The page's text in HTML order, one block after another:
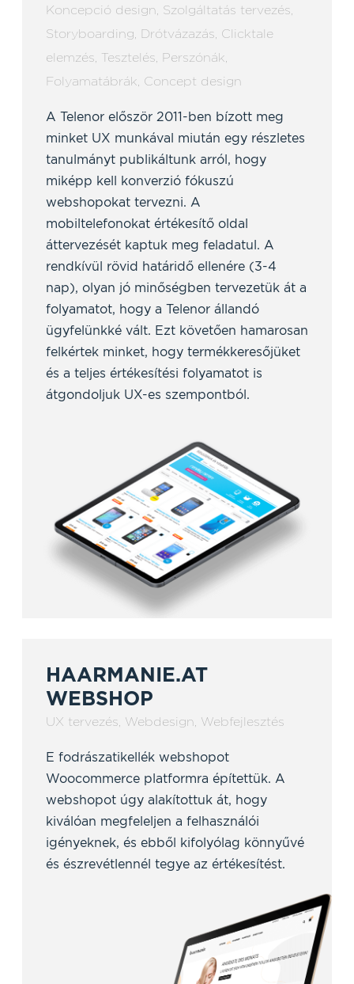
Koncepció design, Szolgáltatás tervezés,
Storyboarding, Drótvázazás, Clicktale
elemzés, Tesztelés, Perszónák,
Folyamatábrák, Concept design
A Telenor először 2011-ben bízott meg
minket UX munkával miután egy részletes
tanulmányt publikáltunk arról, hogy
miképp kell konverzió fókuszú
webshopokat tervezni. A
mobiltelefonokat értékesítő oldal
áttervezését kaptuk meg feladatul. A
rendkívül rövid határidő ellenére (3-4
nap), olyan jó minőségben tervezetük át a
folyamatot, hogy a Telenor állandó
ügyfelünkké vált. Ezt követően hamarosan
felkértek minket, hogy termékkeresőjüket
és a teljes értékesítési folyamatot is
átgondoljuk UX-es szempontból.
HAARMANIE.AT
WEBSHOP
UX tervezés, Webdesign, Webfejlesztés
E fodrászatikellék webshopot
Woocommerce platformra építettük. A
webshopot úgy alakítottuk át, hogy
kiválóan megfeleljen a felhasználói
igényeknek, és ebből kifolyólag könnyűvé
és észrevétlennél tegye az értékesítést.